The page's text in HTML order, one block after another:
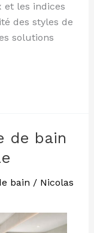
et les indices
des styles de
solutions
de bain
bain / Nicolas